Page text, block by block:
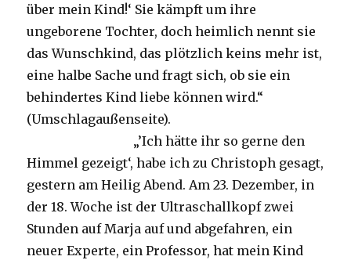
über mein Kind!‘ Sie kämpft um ihre
ungeborene Tochter, doch heimlich nennt sie
das Wunschkind, das plötzlich keins mehr ist,
eine halbe Sache und fragt sich, ob sie ein
behindertes Kind liebe können wird.“
(Umschlagaußenseite).
„’Ich hätte ihr so gerne den
Himmel gezeigt‘, habe ich zu Christoph gesagt,
gestern am Heilig Abend. Am 23. Dezember, in
der 18. Woche ist der Ultraschallkopf zwei
Stunden auf Marja auf und abgefahren, ein
neuer Experte, ein Professor, hat mein Kind